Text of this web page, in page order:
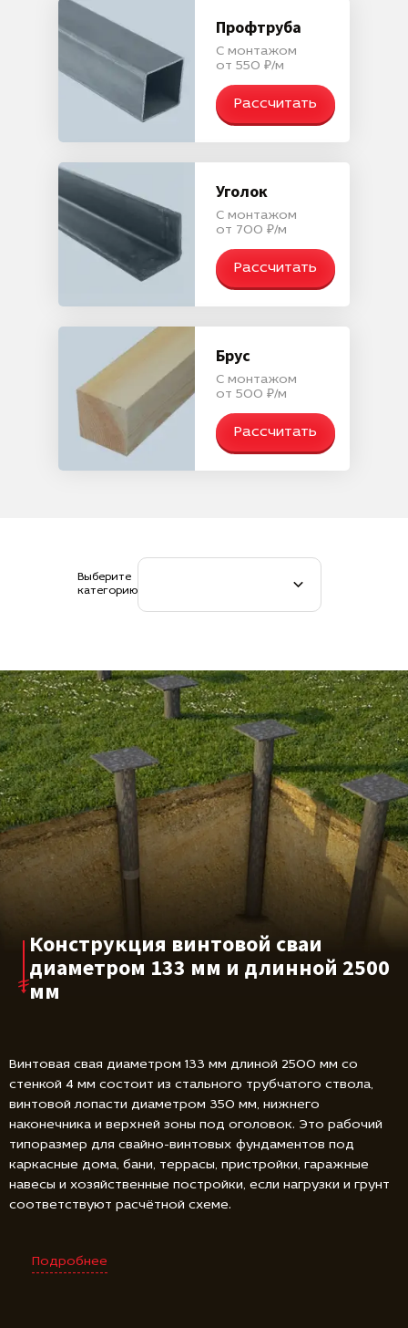
Профтруба
С монтажом
от 550 ₽/м
Рассчитать
Уголок
С монтажом
от 700 ₽/м
Рассчитать
Брус
С монтажом
от 500 ₽/м
Рассчитать
Выберите
категорию
Конструкция винтовой сваи
диаметром 133 мм и длинной 2500
мм
Винтовая свая диаметром 133 мм длиной 2500 мм со
стенкой 4 мм состоит из стального трубчатого ствола,
винтовой лопасти диаметром 350 мм, нижнего
наконечника и верхней зоны под оголовок. Это рабочий
типоразмер для свайно-винтовых фундаментов под
каркасные дома, бани, террасы, пристройки, гаражные
навесы и хозяйственные постройки, если нагрузки и грунт
соответствуют расчётной схеме.
Подробнее